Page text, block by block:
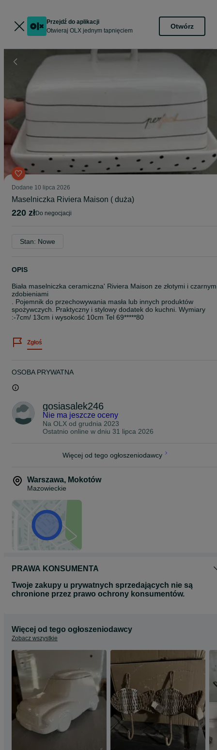
Przejdź do aplikacji
Otwieraj OLX jednym tapnięciem
Otwórz
Dodane 10 lipca 2026
Maselniczka Riviera Maison ( duża)
220 zł do negocjacji
Stan: Nowe
OPIS
Biała maselniczka ceramiczna' Riviera Maison ze złotymi i
zdobieniami
. Pojemnik do przechowywania masła lub innych produktów
spożywczych. Praktyczny i stylowy dodatek do kuchni. Wymiary
:-7cm/ 13cm i wysokość 10cm Tel 69*****80
Zgłoś
OSOBA PRYWATNA
gosiasalek246
Nie ma jeszcze oceny
Na OLX od grudnia 2023
Ostatnio online w dniu 31 lipca 2026
Więcej od tego ogłoszeniodawcy
Warszawa, Mokotów
Mazowieckie
PRAWA KONSUMENTA
Twoje zakupy u prywatnych sprzedających nie są
chronione przez prawo ochrony konsumentów.
Więcej od tego ogłoszeniodawcy
Zobacz wszystkie